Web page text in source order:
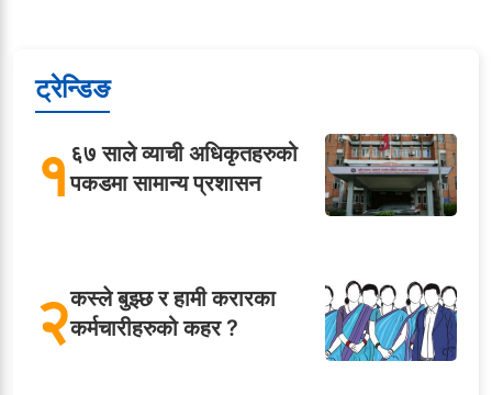
ट्रेन्डिङ
१६७ साले व्याची अधिकृतहरुको
पकडमा सामान्य प्रशासन
२कस्ले बुझ्छ र हामी करारका
कर्मचारीहरुको कहर ?